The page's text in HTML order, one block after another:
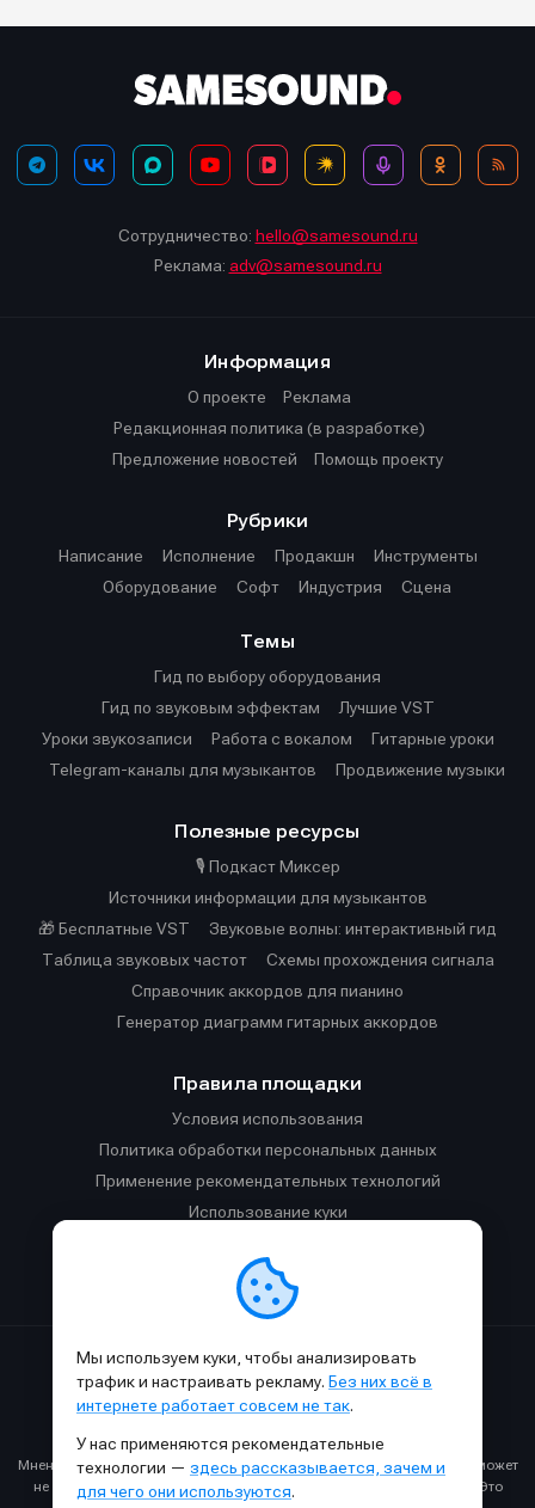
Сотрудничество: hello@samesound.ru
Реклама: adv@samesound.ru
Информация
О проекте
Реклама
Редакционная политика (в разработке)
Предложение новостей
Помощь проекту
Рубрики
Написание
Исполнение Продакшн
Инструменты
Оборудование
Софт Индустрия Сцена
Темы
Гид по выбору оборудования
Гид по звуковым эффектам
Лучшие VST
Уроки звукозаписи
Работа с вокалом
Гитарные уроки
Telegram-каналы для музыкантов
Продвижение музыки
Полезные ресурсы
🎙️ Подкаст Миксер
Источники информации для музыкантов
🎁 Бесплатные VST
Звуковые волны: интерактивный гид
Таблица звуковых частот
Cхемы прохождения сигнала
Справочник аккордов для пианино
Генератор диаграмм гитарных аккордов
Правила площадки
Условия использования
Политика обработки персональных данных
Применение рекомендательных технологий
Использование куки
Правила общения в Телеграм-чате
Сделано с к в SAMESOUND© 2015-2026.
Использование материалов SAMESOUND разрешено только с
Все права на картинки и тексты принадлежат их авторам.
Мнение авторов может не совпадать с мнением редакции, которое может
не совпадать с вашим мнением и меняться с течением времени. Это
Мы используем куки, чтобы анализировать
трафик и настраивать рекламу. Без них всё в
интернете работает совсем не так.
У нас применяются рекомендательные
технологии — здесь рассказывается, зачем и
для чего они используются.